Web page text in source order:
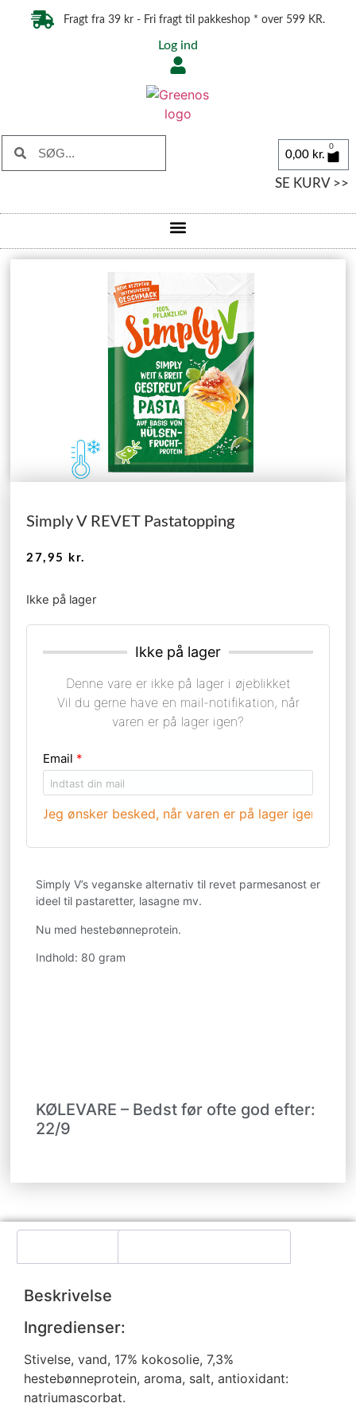
Fragt fra 39 kr - Fri fragt til pakkeshop * over 599 KR.
Log ind
0,00 kr.
0
SE KURV >>
Simply V REVET Pastatopping
27,95 kr.
Ikke på lager
Ikke på lager
Denne vare er ikke på lager i øjeblikket
Vil du gerne have en mail-notifikation, når
varen er på lager igen?
Email *
Jeg ønsker besked, når varen er på lager igen >
Simply V’s veganske alternativ til revet parmesanost er
ideel til pastaretter, lasagne mv.
Nu med hestebønneprotein.
Indhold: 80 gram
KØLEVARE – Bedst før ofte god efter:
22/9
Beskrivelse
Ingredienser:
Stivelse, vand, 17% kokosolie, 7,3%
hestebønneprotein, aroma, salt, antioxidant:
natriumascorbat.